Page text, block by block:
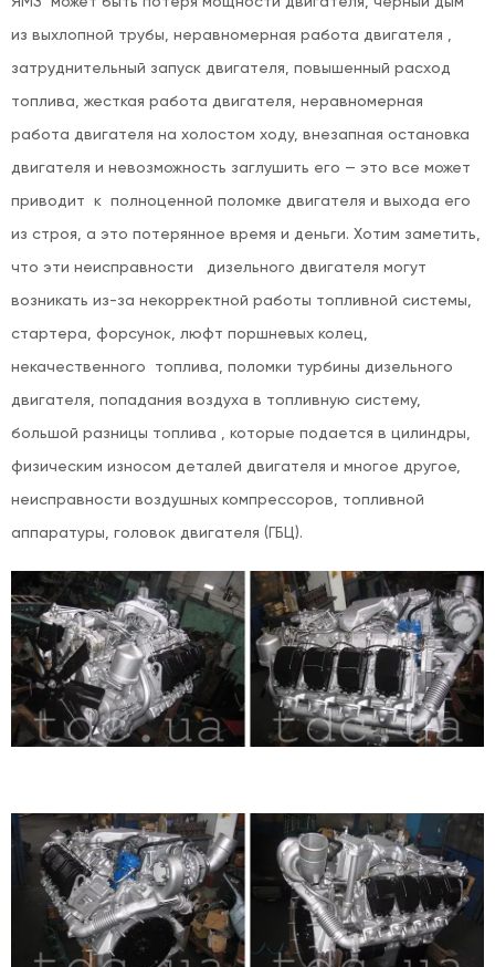
из выхлопной трубы, неравномерная работа двигателя ,
затруднительный запуск двигателя, повышенный расход
топлива, жесткая работа двигателя, неравномерная
работа двигателя на холостом ходу, внезапная остановка
двигателя и невозможность заглушить его — это все может
приводит к полноценной поломке двигателя и выхода его
из строя, а это потерянное время и деньги. Хотим заметить,
что эти неисправности дизельного двигателя могут
возникать из-за некорректной работы топливной системы,
стартера, форсунок, люфт поршневых колец,
некачественного топлива, поломки турбины дизельного
двигателя, попадания воздуха в топливную систему,
большой разницы топлива , которые подается в цилиндры,
физическим износом деталей двигателя и многое другое,
неисправности воздушных компрессоров, топливной
аппаратуры, головок двигателя (ГБЦ).